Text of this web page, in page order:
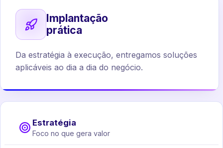
Implantação
prática
Da estratégia à execução, entregamos soluções
aplicáveis ao dia a dia do negócio.
Estratégia
Foco no que gera valor